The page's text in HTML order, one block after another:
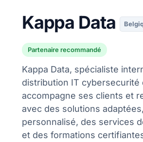
Kappa Data
Partenaire recommandé
Kappa Data, spécialiste
distribution IT cybersecurité
accompagne ses clients et
avec des solutions
personnalisé, des services
et des formations